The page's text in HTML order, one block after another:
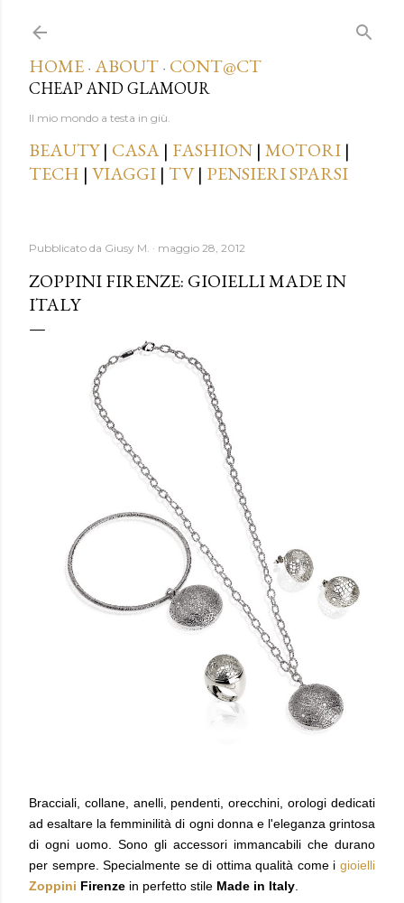
HOME · ABOUT · CONT@CT
CHEAP AND GLAMOUR
Il mio mondo a testa in giù.
BEAUTY| CASA | FASHION | MOTORI |
TECH | VIAGGI | TV| PENSIERI SPARSI
Pubblicato da Giusy M. maggio 28, 2012
ZOPPINI FIRENZE: GIOIELLI MADE IN
ITALY
Bracciali, collane, anelli, pendenti, orecchini, orologi dedicati
ad esaltare la femminilità di ogni donna e l'eleganza grintosa
di ogni uomo. Sono gli accessori immancabili che durano
per sempre. Specialmente se di ottima qualità come i gioielli
Zoppini Firenze in perfetto stile Made in Italy